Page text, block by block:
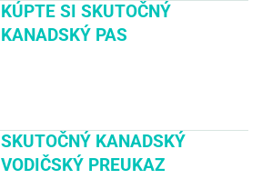
KÚPTE SI SKUTOČNÝ
KANADSKÝ PAS
SKUTOČNÝ KANADSKÝ
VODIČSKÝ PREUKAZ